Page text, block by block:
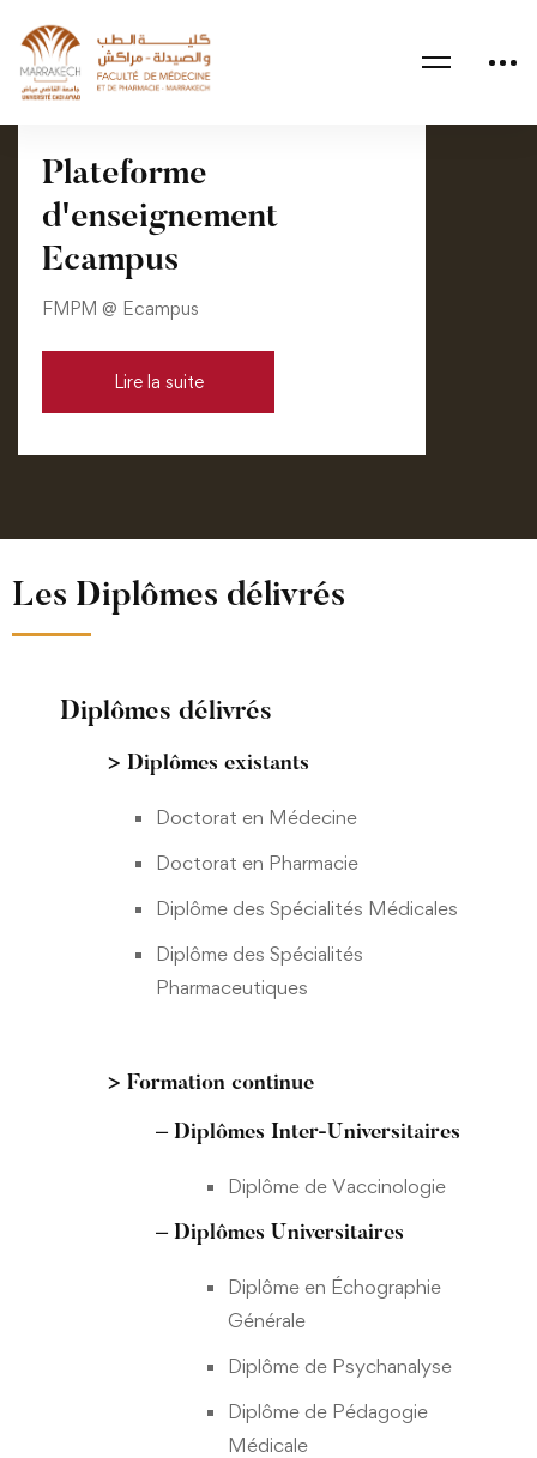
Plateforme
d'enseignement
Ecampus
FMPM @ Ecampus
Lire la suite
Les Diplômes délivrés
Diplômes délivrés
> Diplômes existants
Doctorat en Médecine
Doctorat en Pharmacie
Diplôme des Spécialités Médicales
Diplôme des Spécialités
Pharmaceutiques
> Formation continue
– Diplômes Inter-Universitaires
Diplôme de Vaccinologie
– Diplômes Universitaires
Diplôme en Échographie
Générale
Diplôme de Psychanalyse
Diplôme de Pédagogie
Médicale